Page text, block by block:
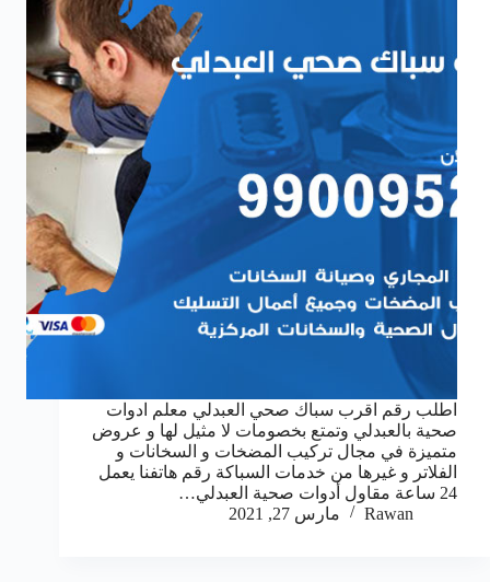
اطلب رقم اقرب سباك صحي العبدلي معلم ادوات
صحية بالعبدلي وتمتع بخصومات لا مثيل لها و عروض
متميزة في مجال تركيب المضخات و السخانات و
الفلاتر و غيرها من خدمات السباكة رقم هاتفنا يعمل
24 ساعة مقاول أدوات صحية العبدلي…
Rawan
مارس 27, 2021